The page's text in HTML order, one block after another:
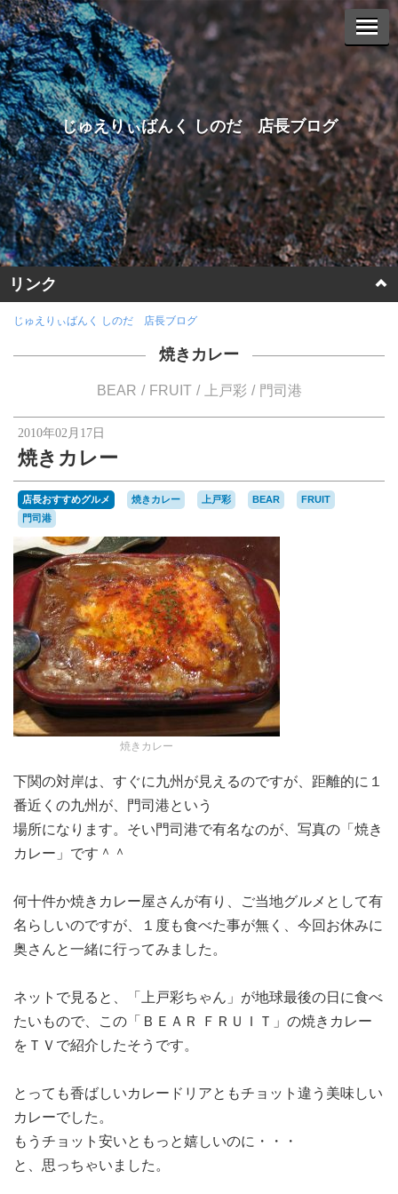
じゅえりぃばんく しのだ 店長ブログ
リンク
ホームページに戻る
ヤフーオークションへ
じゅえりぃばんく しのだ 店長ブログ
焼きカレー
BEAR FRUIT 上戸彩 門司港
2010年02月17日
焼きカレー
店長おすすめグルメ 焼きカレー 上戸彩 BEAR
FRUIT
門司港
焼きカレー
下関の対岸は、すぐに九州が見えるのですが、距離的に１
番近くの九州が、門司港という
場所になります。そい門司港で有名なのが、写真の「焼き
カレー」です＾＾
何十件か焼きカレー屋さんが有り、ご当地グルメとして有
名らしいのですが、１度も食べた事が無く、今回お休みに
奥さんと一緒に行ってみました。
ネットで見ると、「上戸彩ちゃん」が地球最後の日に食べ
たいもので、この「ＢＥＡＲ ＦＲＵＩＴ」の焼きカレー
をＴＶで紹介したそうです。
とっても香ばしいカレードリアともチョット違う美味しい
カレーでした。
もうチョット安いともっと嬉しいのに・・・
と、思っちゃいました。